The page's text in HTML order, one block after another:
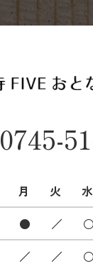
0745-
月 火 水
● ／ ○
／ ／ ○